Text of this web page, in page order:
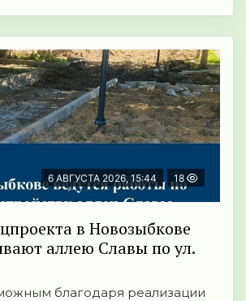
6 АВГУСТА 2026, 15:44 18
в Новозыбкове
аллею Славы по ул.
благодаря реализации